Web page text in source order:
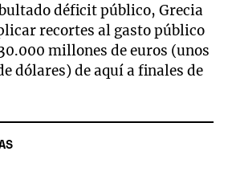
déficit público, Grecia
recortes al gasto público
millones de euros (unos
dólares) de aquí a finales de